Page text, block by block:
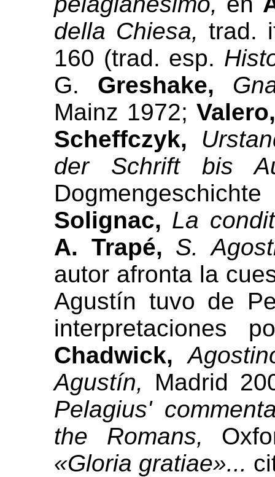
della Chiesa, trad.
160 (trad. esp.
G. Greshake,
Mainz 1972;
Scheffczyk,
der Schrift bis
Solignac, La
A. Trapé, S.
autor afronta la
Agustín tuvo de
interpretaciones
Chadwick,
Agustín, Madrid
Pelagius'
the Romans,
«Gloria gratiae»...